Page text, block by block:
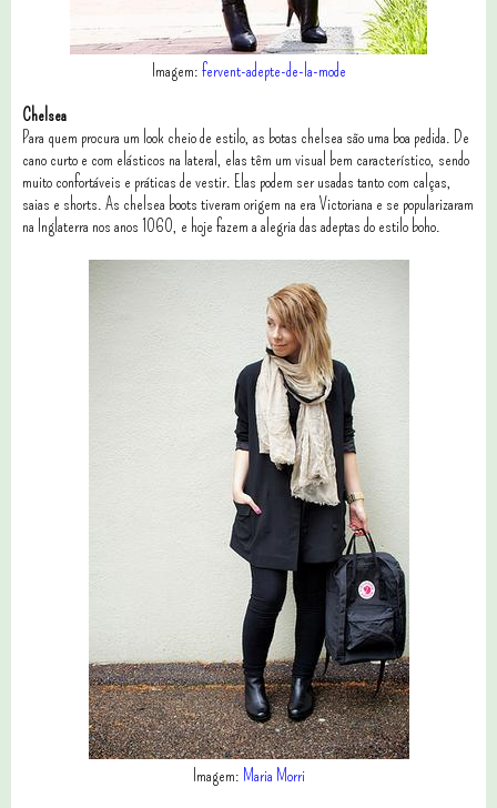
Imagem: fervent-adepte-de-la-mode
Chelsea
Para quem procura um look cheio de estilo, as botas chelsea são uma boa pedida. De
cano curto e com elásticos na lateral, elas têm um visual bem característico, sendo
muito confortáveis e práticas de vestir. Elas podem ser usadas tanto com calças,
saias e shorts. As chelsea boots tiveram origem na era Victoriana e se popularizaram
na Inglaterra nos anos 1060, e hoje fazem a alegria das adeptas do estilo boho.
Imagem: Maria Morri